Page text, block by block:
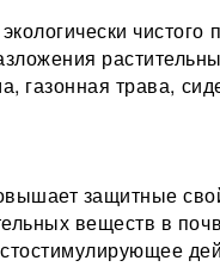
газонная трава,
защитные
веществ в